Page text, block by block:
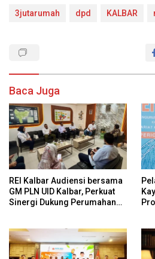
3jutarumah dpd KALBAR
Baca Juga
REI Kalbar Audiensi bersama
GM PLN UID Kalbar, Perkuat
Sinergi Dukung Perumahan